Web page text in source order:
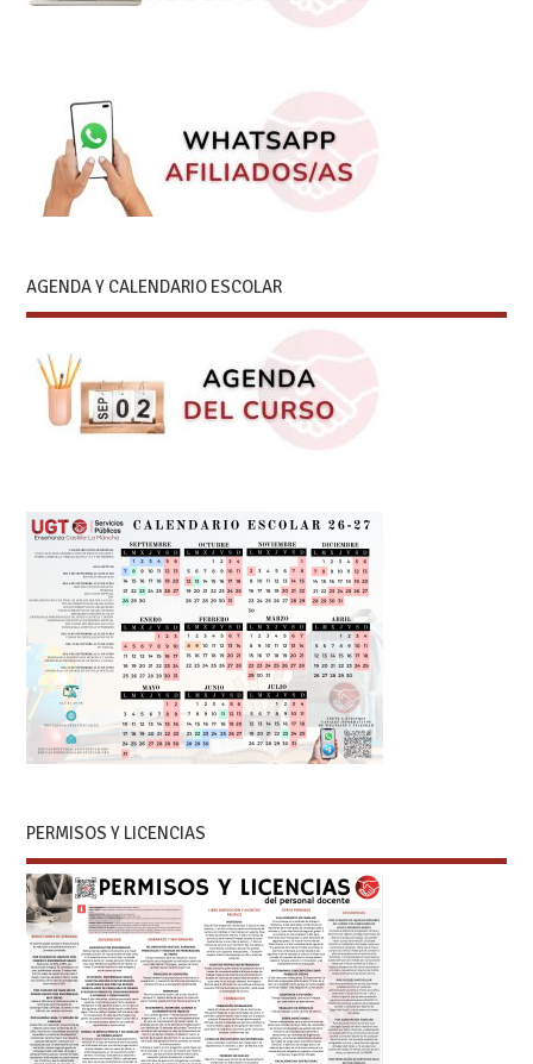
AGENDA Y CALENDARIO ESCOLAR
PERMISOS Y LICENCIAS